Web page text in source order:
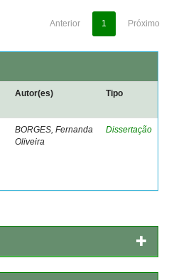
Anterior 1 Próximo
Autor(es) Tipo
BORGES, Fernanda
Oliveira
Dissertação